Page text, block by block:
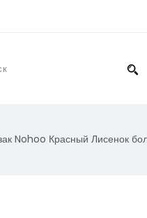
Nohoo Красный Лисенок